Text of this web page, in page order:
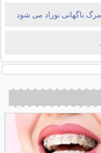
ناگهانی نوزاد می شود